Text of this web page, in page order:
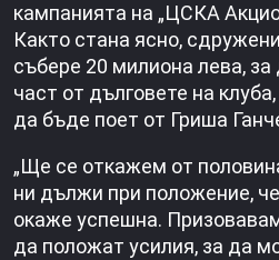
кампанията на „ЦСКА
Както стана ясно,
събере 20 милиона лева,
част от дълговете на
да бъде поет от Гриша
„Ще се откажем от
ни дължи при положение,
окаже успешна.
да положат усилия, за да